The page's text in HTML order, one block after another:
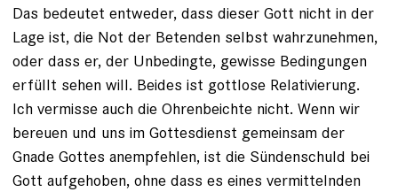
Das bedeutet entweder, dass dieser Gott nicht in der
Lage ist, die Not der Betenden selbst wahrzunehmen,
oder dass er, der Unbedingte, gewisse Bedingungen
erfüllt sehen will. Beides ist gottlose Relativierung.
Ich vermisse auch die Ohrenbeichte nicht. Wenn wir
bereuen und uns im Gottesdienst gemeinsam der
Gnade Gottes anem­pfehlen, ist die Sündenschuld bei
Gott aufgehoben, ohne dass es eines vermittelnden